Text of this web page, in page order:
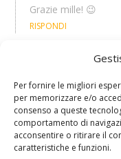
Per fornire le migliori
per memorizzare e/o
consenso a queste
comportamento di
acconsentire o ritirare il
caratteristiche e funzioni.
Grazie mille! 😉
RISPONDI
nadia
29 Luglio 2014 alle
sono carinissimi!! brava
RISPONDI